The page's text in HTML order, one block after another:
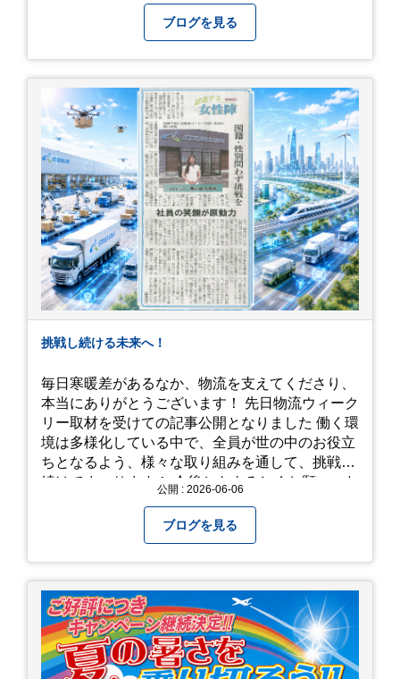
時期を「我慢する期間」から「お出かけを楽しむ
期間」に変えてくれる、そんな素敵な場所です。
いです！
撮影した記念写真を添付します。 チュオンさんの
今後のご活躍と新しいスタートを、みんなで応援
しましょう！ チュオンさん、今まで本当にありが
とうございました！
ブログを見る
挑戦し続ける未来へ！
毎日寒暖差があるなか、物流を支えてくださり、
本当にありがとうございます！ 先日物流ウィーク
リー取材を受けての記事公開となりました 働く環
境は多様化している中で、全員が世の中のお役立
ちとなるよう、様々な取り組みを通して、挑戦を
続けてまいります！ 今後ともよろしくお願いいた公開 : 2026-06-06
ブログを見る